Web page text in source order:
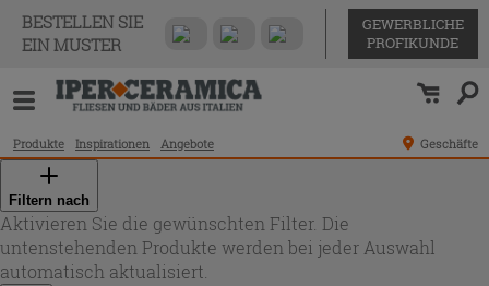
BESTELLEN SIE
EIN MUSTER
GEWERBLICHE
PROFIKUNDE
Produkte Inspirationen Angebote Geschäfte
Filtern nach
Aktivieren Sie die gewünschten Filter. Die
untenstehenden Produkte werden bei jeder Auswahl
automatisch aktualisiert.